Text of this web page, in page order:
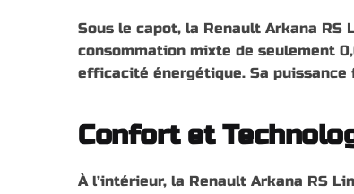
Sous le capot, la Renault Arkana RS
consommation mixte de seulement
efficacité énergétique. Sa
Confort et
À l’intérieur, la Renault Arkana RS